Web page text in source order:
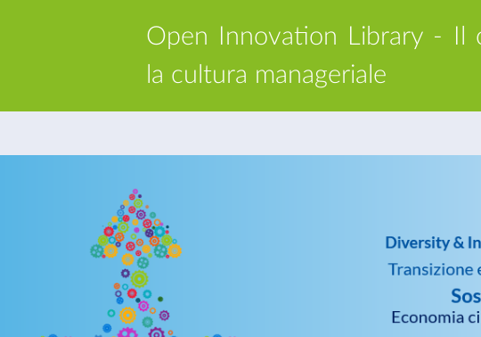
Open Innovation Library - Il
la cultura manageriale